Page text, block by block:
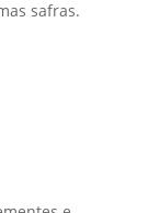
entre plantas.
e a
e ajuste fácil,
safras.